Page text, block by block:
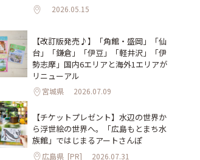
2026.05.15
【改訂版発売♪】「角館・盛岡」「仙
台」「鎌倉」「伊豆」「軽井沢」「伊
勢志摩」国内6エリアと海外1エリアが
リニューアル
宮城県 2026.07.09
【チケットプレゼント】水辺の世界か
ら浮世絵の世界へ。「広島もとまち水
族館」ではじまるアートさんぽ
広島県 [PR] 2026.07.31